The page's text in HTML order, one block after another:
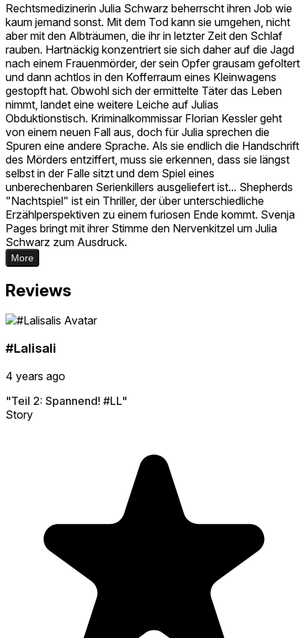
Rechtsmedizinerin Julia Schwarz beherrscht ihren Job wie
kaum jemand sonst. Mit dem Tod kann sie umgehen, nicht
aber mit den Albträumen, die ihr in letzter Zeit den Schlaf
rauben. Hartnäckig konzentriert sie sich daher auf die Jagd
nach einem Frauenmörder, der sein Opfer grausam gefoltert
und dann achtlos in den Kofferraum eines Kleinwagens
gestopft hat. Obwohl sich der ermittelte Täter das Leben
nimmt, landet eine weitere Leiche auf Julias
Obduktionstisch. Kriminalkommissar Florian Kessler geht
von einem neuen Fall aus, doch für Julia sprechen die
Spuren eine andere Sprache. Als sie endlich die Handschrift
des Mörders entziffert, muss sie erkennen, dass sie längst
selbst in der Falle sitzt und dem Spiel eines
unberechenbaren Serienkillers ausgeliefert ist... Shepherds
"Nachtspiel" ist ein Thriller, der über unterschiedliche
Erzählperspektiven zu einem furiosen Ende kommt. Svenja
Pages bringt mit ihrer Stimme den Nervenkitzel um Julia
Schwarz zum Ausdruck.
More
Reviews
#Lalisali
4 years ago
"Teil 2: Spannend! #LL"
Story